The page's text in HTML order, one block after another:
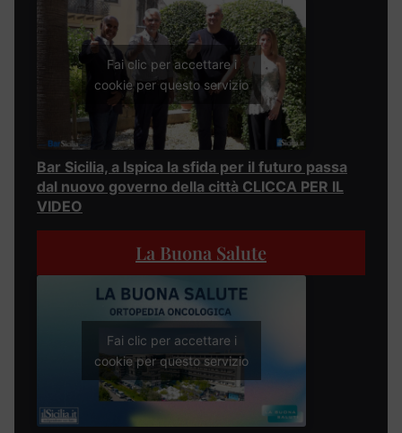
Fai clic per accettare i
cookie per questo servizio
Bar Sicilia, a Ispica la sfida per il futuro passa
dal nuovo governo della città CLICCA PER IL
VIDEO
La Buona Salute
Fai clic per accettare i
cookie per questo servizio